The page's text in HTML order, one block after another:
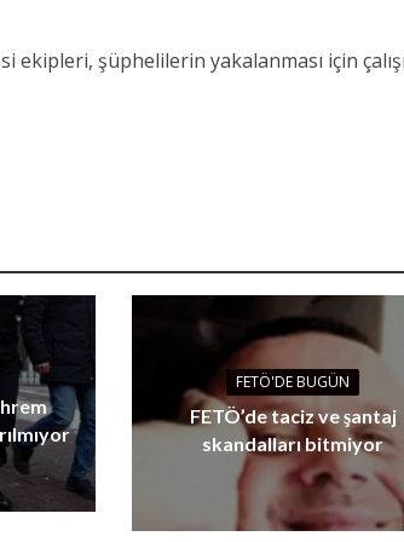
şüphelilerin yakalanması için
FETÖ'DE BUGÜN
FETÖ’de taciz ve şantaj
skandalları bitmiyor